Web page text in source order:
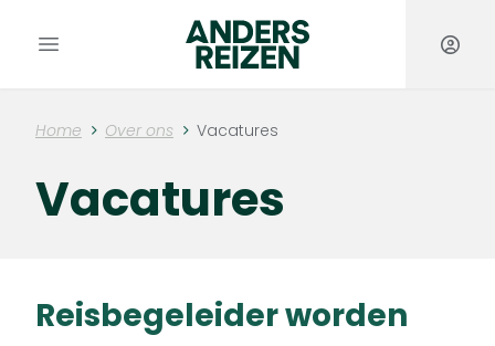
Open hoofdmenu
Anders Reizen
Home Over ons Vacatures
Vacatures
Reisbegeleider worden